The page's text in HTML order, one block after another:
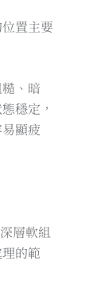
置主要
、暗
穩定，
顯疲
層軟組
的範